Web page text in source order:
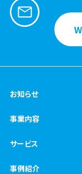
お知らせ
事業内容
サービス
事例紹介